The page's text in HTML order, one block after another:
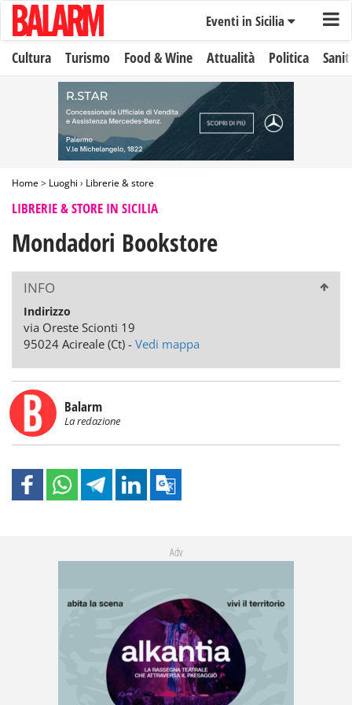
Eventi in Sicilia
Cultura Turismo Food & Wine Attualità Politica
Home> Luoghi › Librerie & store
LIBRERIE & STORE IN SICILIA
Mondadori Bookstore
INFO
Indirizzo
via Oreste Scionti 19
95024 Acireale (Ct) - Vedi mappa
Balarm
La redazione
Adv